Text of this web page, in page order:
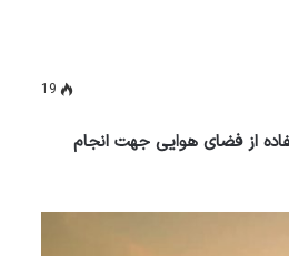
19
از فضای هوایی جهت انجام